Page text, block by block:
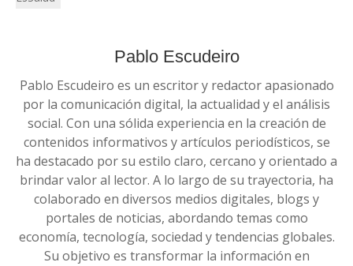
Pablo Escudeiro
Pablo Escudeiro es un escritor y redactor apasionado
por la comunicación digital, la actualidad y el análisis
social. Con una sólida experiencia en la creación de
contenidos informativos y artículos periodísticos, se
ha destacado por su estilo claro, cercano y orientado a
brindar valor al lector. A lo largo de su trayectoria, ha
colaborado en diversos medios digitales, blogs y
portales de noticias, abordando temas como
economía, tecnología, sociedad y tendencias globales.
Su objetivo es transformar la información en